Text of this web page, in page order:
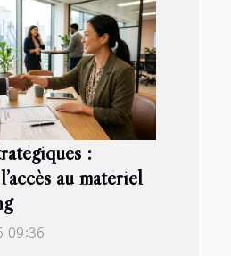
:
au matériel
09:36